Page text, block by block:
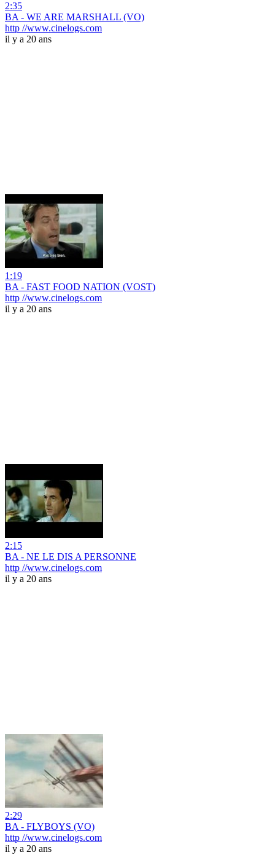
2:35
BA - WE ARE MARSHALL (VO)
http //www.cinelogs.com
il y a 20 ans
1:19
BA - FAST FOOD NATION (VOST)
http //www.cinelogs.com
il y a 20 ans
2:15
BA - NE LE DIS A PERSONNE
http //www.cinelogs.com
il y a 20 ans
2:29
BA - FLYBOYS (VO)
http //www.cinelogs.com
il y a 20 ans